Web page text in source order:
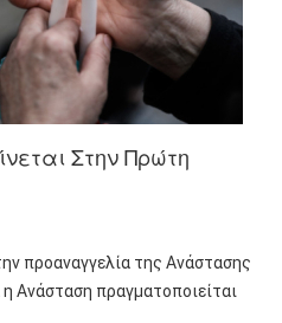
Στην Πρώτη
προαναγγελία της Ανάστασης
Ανάσταση πραγματοποιείται